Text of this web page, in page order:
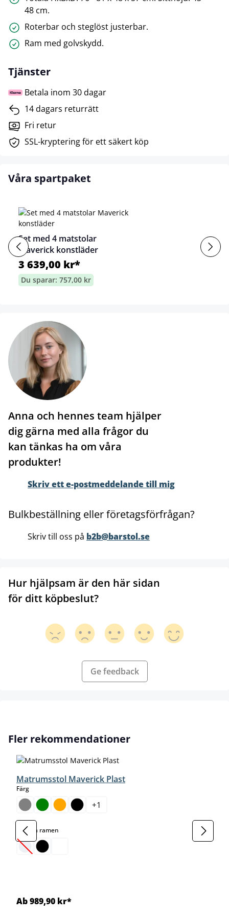
48 cm.
Roterbar och steglöst justerbar.
Ram med golvskydd.
Tjänster
Betala inom 30 dagar
14 dagars returrätt
Fri retur
SSL-kryptering för ett säkert köp
Våra spartpaket
Set med 4 matstolar
Maverick konstläder
3 639,00 kr*
Du sparar: 757,00 kr
Anna och hennes team hjälper
dig gärna med alla frågor du
kan tänkas ha om våra
produkter!
Skriv ett e-postmeddelande till mig
Bulkbeställning eller företagsförfrågan?
Skriv till oss på b2b@barstol.se
Hur hjälpsam är den här sidan
för ditt köpbeslut?
Ge feedback
Hoppa över produktgalleri
Fler rekommendationer
Matrumsstol Maverick Plast
Färgselect
+1
Färg på ramen
(Det här alternativet är för närvarande inte tillgängligt.)
Ab 989,90 kr*